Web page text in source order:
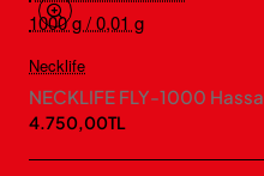
Necklife
NECKLIFE FLY-1000
4.750,00TL